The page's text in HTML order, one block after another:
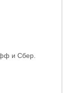
и Сбер.